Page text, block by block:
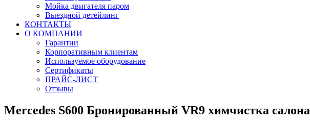
Мойка двигателя паром
Выездной детейлинг
КОНТАКТЫ
О КОМПАНИИ
Гарантии
Корпоративным клиентам
Используемое оборудование
Сертификаты
ПРАЙС-ЛИСТ
Отзывы
Mercedes S600 Бронированный VR9 химчистка салона